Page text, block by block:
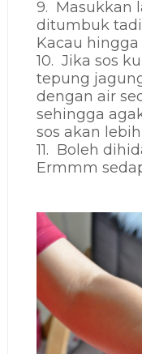
9. Masukkan
ditumbuk
Kacau
10. Jika sos
tepung
dengan air
sehingga
sos akan
11. Boleh
Ermmm